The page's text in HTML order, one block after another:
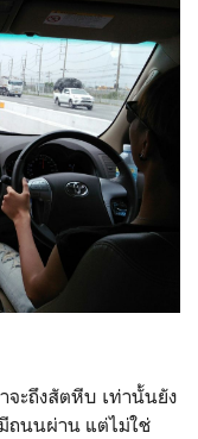
จะถึงสัตหีบ เท่านั้นยัง
ถนนผ่าน แต่ไม่ใช่